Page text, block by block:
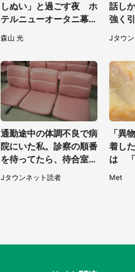
しぬい」と過ごす夜 ホ
テルニューオータニ幕張
で「ぬい活宿泊プラン」
開始【8／8～3／31】
森山 光
話し
強く
ず...
性）
Jタウ
通勤途中の体調不良で病
院にいた私。診察の順番
を待ってたら、待合室の
老人たちが（千葉県・5
0代男性）
Jタウンネット読者
「異
着し
は 「
し」
Met